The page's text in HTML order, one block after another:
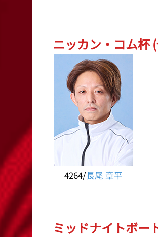
ニッカン・コム杯
4264/長尾 章平
ミッドナイトボー